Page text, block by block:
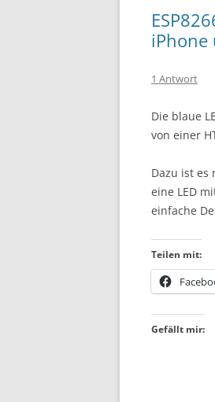
iPhone
1 Antwort
Die blaue
von einer
Dazu ist es
eine LED
einfache
Teilen mit:
Gefällt mir: